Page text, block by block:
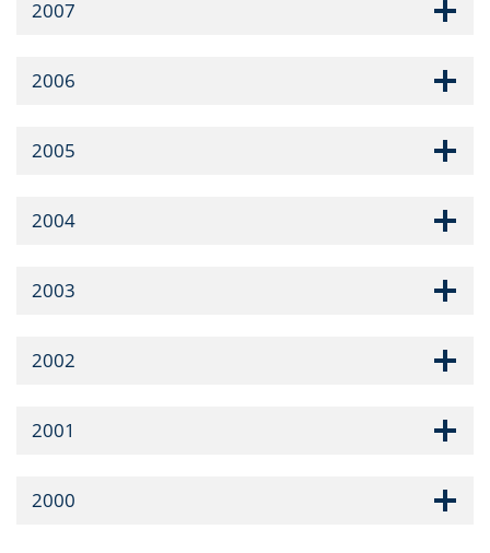
2007
2006
2005
2004
2003
2002
2001
2000